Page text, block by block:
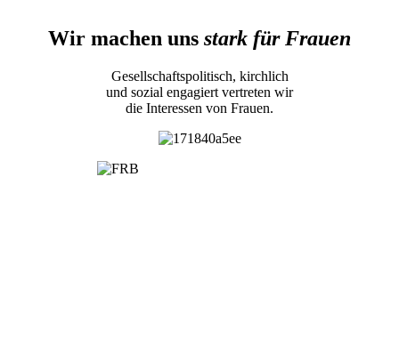
Wir machen uns stark für Frauen
Gesellschaftspolitisch, kirchlich
und sozial engagiert vertreten wir
die Interessen von Frauen.